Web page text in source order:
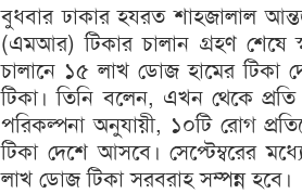
বুধবার ঢাকার হযরত শাহজালাল
(এমআর) টিকার চালান গ্রহণ শেষে
চালানে ১৫ লাখ ডোজ হামের টিকা
টিকা। তিনি বলেন, এখন থেকে
পরিকল্পনা অনুযায়ী, ১০টি রোগ
টিকা দেশে আসবে। সেপ্টেম্বরের
লাখ ডোজ টিকা সরবরাহ সম্পন্ন হবে।